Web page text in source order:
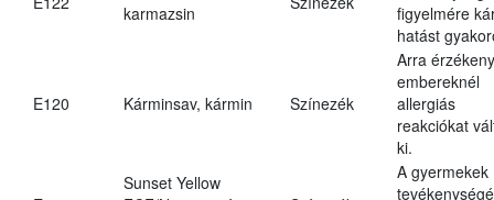
karmazsin
figyelmére
hatást
E120 Kárminsav, kármin Színezék
Arra érzékeny
embereknél
allergiás
reakciókat
ki.
Sunset Yellow
A gyermekek